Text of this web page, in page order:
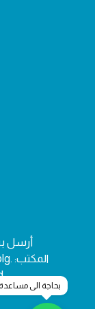
أرسل
المكتب:
بحاجة الى